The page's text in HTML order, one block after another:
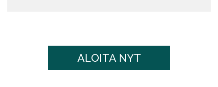
ALOITA NYT